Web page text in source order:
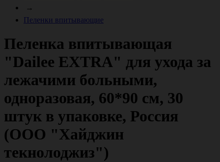
→
Пеленки впитывающие
Пеленка впитывающая
"Dailee EXTRA" для ухода за
лежачими больными,
одноразовая, 60*90 см, 30
штук в упаковке, Россия
(ООО "Хайджин
текнолоджиз")